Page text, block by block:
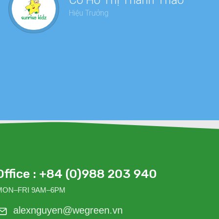
Hiệu Trưởng
: +84 (0)988 203 940
9AM–6PM
alexnguyen@wegreen.vn